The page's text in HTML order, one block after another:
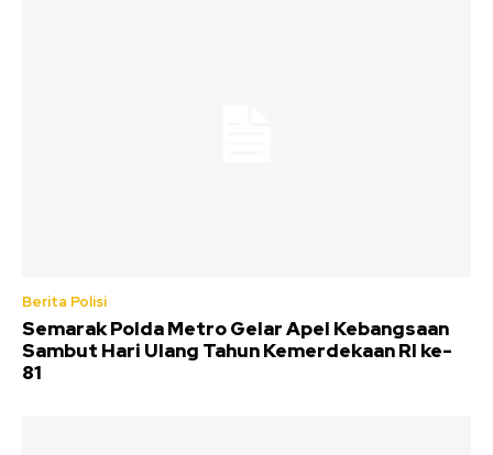
Berita Polisi
Semarak Polda Metro Gelar Apel Kebangsaan
Sambut Hari Ulang Tahun Kemerdekaan RI ke-
81